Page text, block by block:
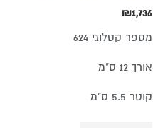
₪1,736
מספר קטלוגי 624
אורך 12 ס"מ
קוטר 5.5 ס"מ